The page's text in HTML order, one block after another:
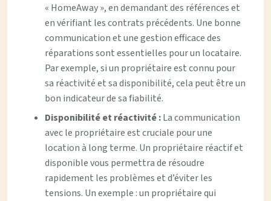
« HomeAway », en demandant des références et
en vérifiant les contrats précédents. Une bonne
communication et une gestion efficace des
réparations sont essentielles pour un locataire.
Par exemple, si un propriétaire est connu pour
sa réactivité et sa disponibilité, cela peut être un
bon indicateur de sa fiabilité.
Disponibilité et réactivité :La communication
avec le propriétaire est cruciale pour une
location à long terme. Un propriétaire réactif et
disponible vous permettra de résoudre
rapidement les problèmes et d’éviter les
tensions. Un exemple : un propriétaire qui